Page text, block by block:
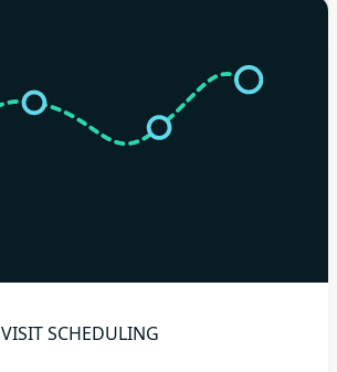
VISIT SCHEDULING